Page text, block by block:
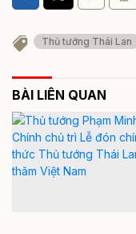
Thủ tướng Thái Lan
BÀI LIÊN QUAN